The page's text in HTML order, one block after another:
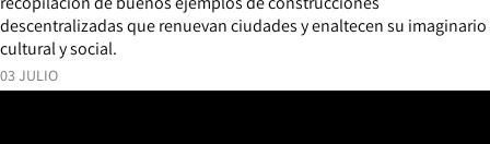
03 JULIO
descentralizadas que renuevan ciudades y enaltecen su imaginario
cultural y social.